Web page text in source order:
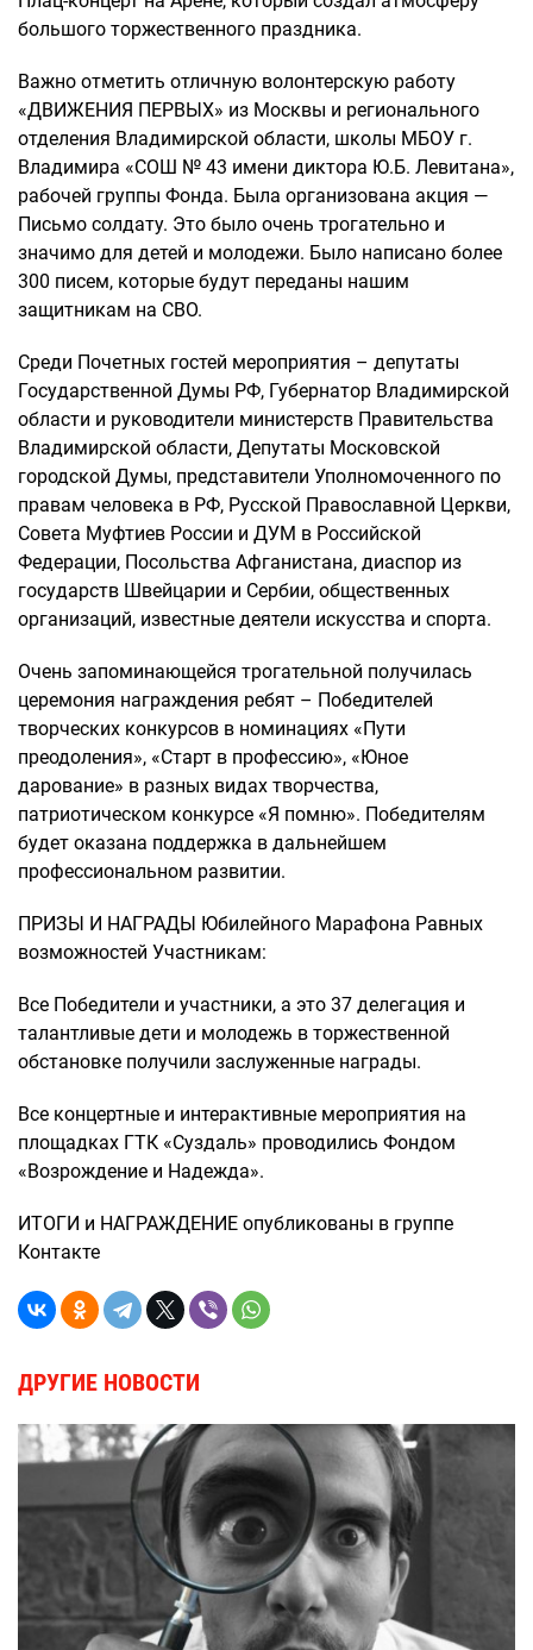
большого торжественного праздника.
Важно отметить отличную волонтерскую работу
«ДВИЖЕНИЯ ПЕРВЫХ» из Москвы и регионального
отделения Владимирской области, школы МБОУ г.
Владимира «СОШ № 43 имени диктора Ю.Б. Левитана»,
рабочей группы Фонда. Была организована акция —
Письмо солдату. Это было очень трогательно и
значимо для детей и молодежи. Было написано более
300 писем, которые будут переданы нашим
защитникам на СВО.
Среди Почетных гостей мероприятия – депутаты
Государственной Думы РФ, Губернатор Владимирской
области и руководители министерств Правительства
Владимирской области, Депутаты Московской
городской Думы, представители Уполномоченного по
правам человека в РФ, Русской Православной Церкви,
Совета Муфтиев России и ДУМ в Российской
Федерации, Посольства Афганистана, диаспор из
государств Швейцарии и Сербии, общественных
организаций, известные деятели искусства и спорта.
Очень запоминающейся трогательной получилась
церемония награждения ребят – Победителей
творческих конкурсов в номинациях «Пути
преодоления», «Старт в профессию», «Юное
дарование» в разных видах творчества,
патриотическом конкурсе «Я помню». Победителям
будет оказана поддержка в дальнейшем
профессиональном развитии.
ПРИЗЫ И НАГРАДЫ Юбилейного Марафона Равных
возможностей Участникам:
Все Победители и участники, а это 37 делегация и
талантливые дети и молодежь в торжественной
обстановке получили заслуженные награды.
Все концертные и интерактивные мероприятия на
площадках ГТК «Суздаль» проводились Фондом
«Возрождение и Надежда».
ИТОГИ и НАГРАЖДЕНИЕ опубликованы в группе
Контакте
ДРУГИЕ НОВОСТИ